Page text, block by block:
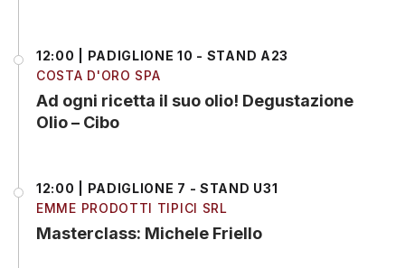
12:00 | PADIGLIONE 10 - STAND A23
COSTA D'ORO SPA
Ad ogni ricetta il suo olio! Degustazione
Olio – Cibo
12:00 | PADIGLIONE 7 - STAND U31
EMME PRODOTTI TIPICI SRL
Masterclass: Michele Friello